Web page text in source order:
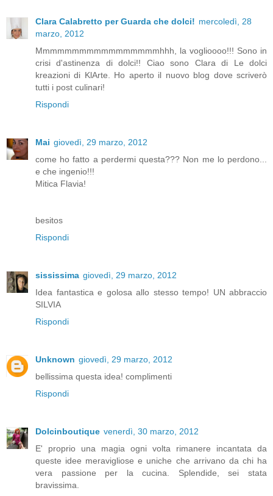
Clara Calabretto per Guarda che dolci! mercoledì, 28
marzo, 2012
Mmmmmmmmmmmmmmmmmhhh, la voglioooo!!! Sono in
crisi d'astinenza di dolci!! Ciao sono Clara di Le dolci
kreazioni di KlArte. Ho aperto il nuovo blog dove scriverò
tutti i post culinari!
Rispondi
Mai giovedì, 29 marzo, 2012
come ho fatto a perdermi questa??? Non me lo perdono...
e che ingenio!!!
Mitica Flavia!
besitos
Rispondi
sississima giovedì, 29 marzo, 2012
Idea fantastica e golosa allo stesso tempo! UN abbraccio
SILVIA
Rispondi
Unknown giovedì, 29 marzo, 2012
bellissima questa idea! complimenti
Rispondi
Dolcinboutique venerdì, 30 marzo, 2012
E' proprio una magia ogni volta rimanere incantata da
queste idee meravigliose e uniche che arrivano da chi ha
vera passione per la cucina. Splendide, sei stata
bravissima.